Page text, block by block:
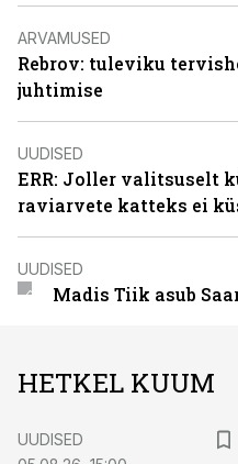
ARVAMUSED
Rebrov: tuleviku
juhtimise
UUDISED
ERR: Joller valitsuselt
raviarvete katteks ei
UUDISED
Madis Tiik asub
HETKEL KUUM
UUDISED